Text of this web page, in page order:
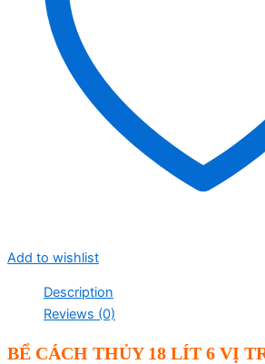
Add to wishlist
Description
Reviews (0)
BỂ CÁCH THỦY 18 LÍT 6 VỊ